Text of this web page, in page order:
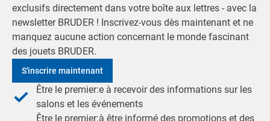
exclusifs directement dans votre boîte aux lettres - avec la
newsletter BRUDER ! Inscrivez-vous dès maintenant et ne
manquez aucune action concernant le monde fascinant
des jouets BRUDER.
S'inscrire maintenant
Être le premier:e à recevoir des informations sur les
salons et les événements
Être le premier:à être informé des promotions et des